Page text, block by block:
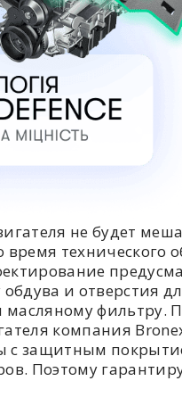
не будет
технического
и отверстия
масляному фильтру.
компания
защитным
Поэтому